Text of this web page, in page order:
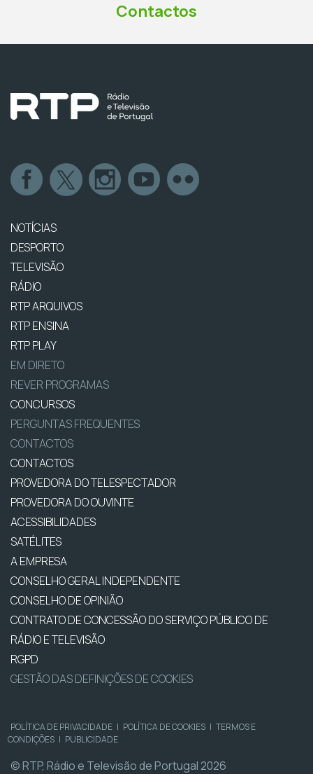
Contactos
NOTÍCIAS
DESPORTO
TELEVISÃO
RÁDIO
RTP ARQUIVOS
RTP ENSINA
RTP PLAY
EM DIRETO
REVER PROGRAMAS
CONCURSOS
PERGUNTAS FREQUENTES
CONTACTOS
CONTACTOS
PROVEDORA DO TELESPECTADOR
PROVEDORA DO OUVINTE
ACESSIBILIDADES
SATÉLITES
A EMPRESA
CONSELHO GERAL INDEPENDENTE
CONSELHO DE OPINIÃO
CONTRATO DE CONCESSÃO DO SERVIÇO PÚBLICO DE
RÁDIO E TELEVISÃO
RGPD
GESTÃO DAS DEFINIÇÕES DE COOKIES
POLÍTICA DE PRIVACIDADE | POLÍTICA DE COOKIES | TERMOS E
CONDIÇÕES | PUBLICIDADE
© RTP, Rádio e Televisão de Portugal 2026